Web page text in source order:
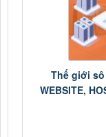
Thế giới
WEBSITE,